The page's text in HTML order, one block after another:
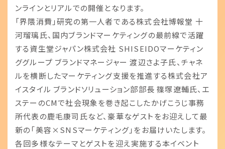
ンラインとリアルでの開催となります。
「界隈消費」研究の第一人者である株式会社博報堂 十
河瑠璃氏、国内ブランドマーケティングの最前線で活躍
する資生堂ジャパン株式会社 SHISEIDOマーケティン
ググループ ブランドマネージャー 渡辺さよ子氏、チャネ
ルを横断したマーケティング支援を推進する株式会社ア
イスタイル ブランドソリューション部部長 篠塚遼輔氏、エ
ステーのCMで社会現象を巻き起こしたかげこうじ事務
所代表の鹿毛康司氏など、豪華なゲストをお迎えして最
新の「美容×SNSマーケティング」をお届けいたします。
各回多様なテーマとゲストを迎え実施する本イベント